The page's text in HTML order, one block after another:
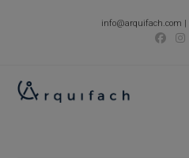
info@arquifach.com |